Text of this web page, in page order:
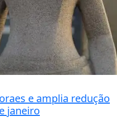
e amplia redução
janeiro